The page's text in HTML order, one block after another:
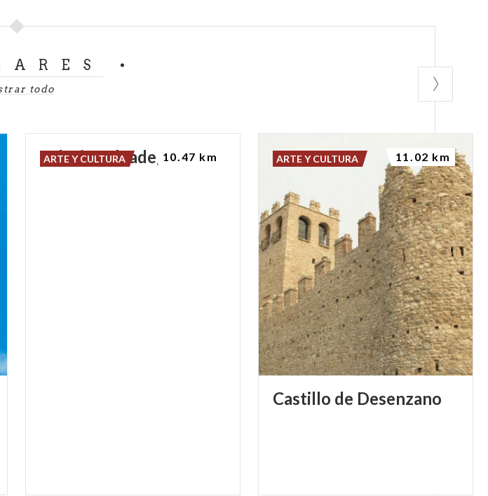
todo
PalacioSalvadego
ARTE Y CULTURA 10.47 km
Castillo de Desenzano
ARTE Y CULTURA 11.02 km